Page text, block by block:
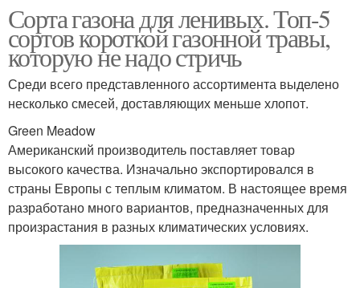
Сорта газона для ленивых. Топ-5
сортов короткой газонной травы,
которую не надо стричь
Среди всего представленного ассортимента выделено
несколько смесей, доставляющих меньше хлопот.
Green Meadow
Американский производитель поставляет товар
высокого качества. Изначально экспортировался в
страны Европы с теплым климатом. В настоящее время
разработано много вариантов, предназначенных для
произрастания в разных климатических условиях.